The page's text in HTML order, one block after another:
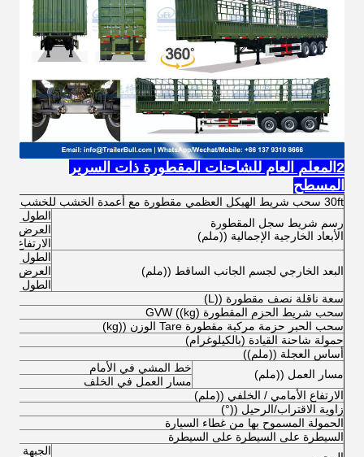
2المعلم العام للشاحنات المقطورة ذات السرير
المسطح
30ft سحب شريط الهيكل العظمي مقطورة مع أعمدة الخشب للخشب الصغيرة
رسم شريط سجل المقطورة
الأبعاد الخارجية الإجمالية ((ملم)
الطول
العرض
الارتفاع
البعد الخارجي لجسم الجانب الساقط ((ملم)
الطول
العرض
الطول
سعة ناقلة نصف مقطورة ((L)
سحب شريط الحزم المقطورة GVW ((kg)
سحب الحبر حزمة مركبة مقطورة Tare الوزن ((kg)
حمولة شاحنة القيادة (بالكيلوغرام)
أساس العجلة ((ملم))
مسار العمل ((ملم)
خط المشي في الأمام
مسار العمل في الخلف
الارتفاع الأمامي / الخلفي ((ملم)
زاوية الاقتراب/الرحيل ((°)
الحمولة المسموح بها من غطاء السيارة
السيطرة على السيطرة على السيطرة
الجبهة